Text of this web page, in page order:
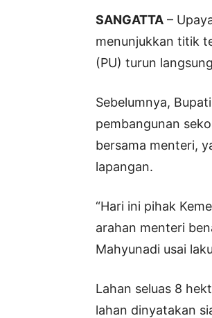
SANGATTA –
menunjukkan titik
(PU) turun
Sebelumnya,
pembangunan
bersama menteri,
lapangan.
“Hari ini pihak
arahan menteri
Mahyunadi usai
Lahan seluas 8
lahan dinyatakan